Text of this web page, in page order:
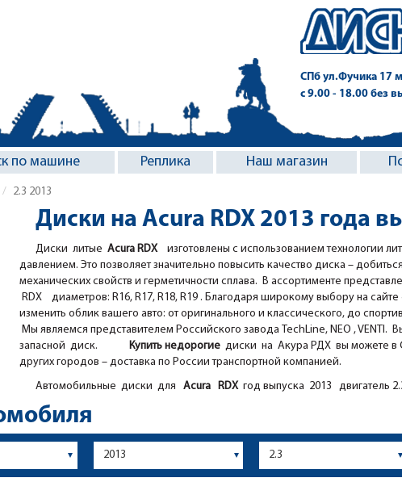
СПб ул.Фучика 17
с 9.00 - 18.00 без
по машине Реплика Наш магазин
2.3 2013
Диски на Acura RDX 2013 года
Диски литые Acura RDX изготовлены с использованием технологии
давлением. Это позволяет значительно повысить качество диска –
механических свойств и герметичности сплава. В ассортименте
RDX диаметров: R16, R17, R18, R19 . Благодаря широкому выбору на
изменить облик вашего авто: от оригинального и классического, до
Мы являемся представителем Российского завода TechLine, NEO , VENTI.
запасной диск. Купить недорогие диски на Акура РДХ вы можете в
других городов – доставка по России транспортной компанией.
Автомобильные диски для
Acura RDXгод выпуска 2013 двигатель